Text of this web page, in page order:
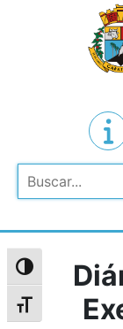
Alternar alto
Alternar
Pesquisar